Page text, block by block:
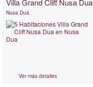
Villa Grand Cliff Nusa Dua
Nusa Dua
Ver más detalles